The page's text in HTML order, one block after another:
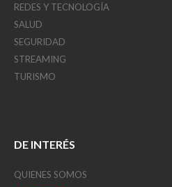
REDES Y TECNOLOGÍA
SALUD
SEGURIDAD
STREAMING
TURISMO
DE INTERÉS
QUIENES SOMOS